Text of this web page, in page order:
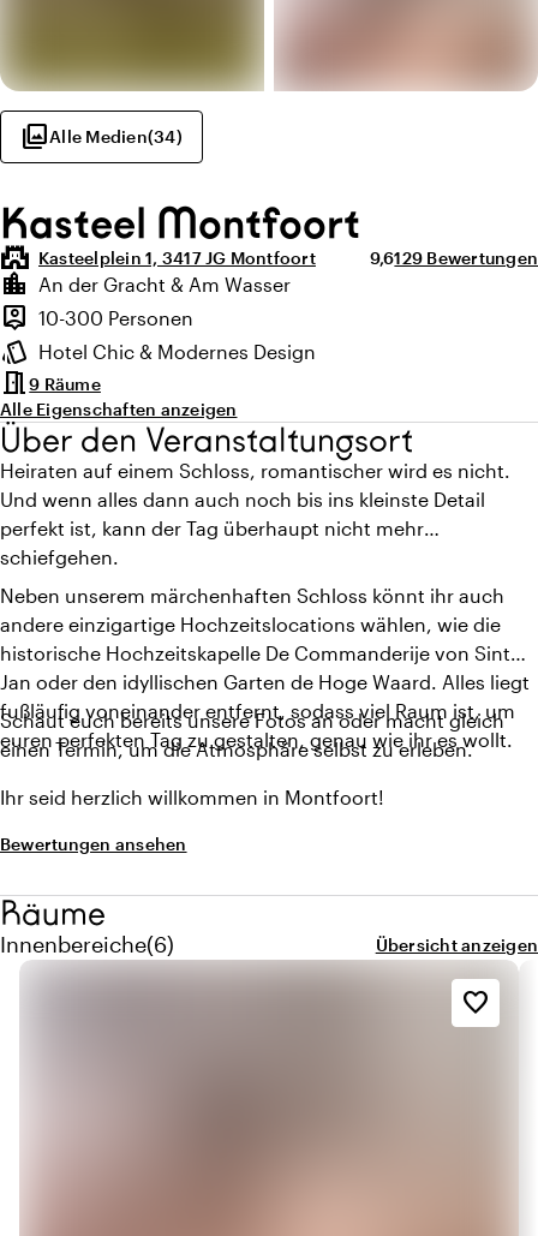
photo_libraryAlle Medien(34)
Kasteel Montfoort
castle Kasteelplein 1, 3417 JG Montfoort Durchschnittliche
9,6Anzahl der
129 Bewertungen
Highlights
location_city
Lage und Umgebung
An der Gracht & Am Wasser
person_pin
Kapazität
10-300 Personen
style
Ambiente
Hotel Chic & Modernes Design
meeting_room9 Räume
Alle Eigenschaften anzeigen
Über den Veranstaltungsort
Heiraten auf einem Schloss, romantischer wird es nicht.
Und wenn alles dann auch noch bis ins kleinste Detail
perfekt ist, kann der Tag überhaupt nicht mehr
schiefgehen.
Neben unserem märchenhaften Schloss könnt ihr auch
andere einzigartige Hochzeitslocations wählen, wie die
historische Hochzeitskapelle De Commanderije von Sint
Jan oder den idyllischen Garten de Hoge Waard. Alles liegt
fußläufig voneinander entfernt, sodass viel Raum ist, um
euren perfekten Tag zu gestalten, genau wie ihr es wollt.
Schaut euch bereits unsere Fotos an oder macht gleich
einen Termin, um die Atmosphäre selbst zu erleben.
Ihr seid herzlich willkommen in Montfoort!
Bewertungen ansehen
Räume
Innenbereiche
Menge innenbereiche: 6
(6) Übersicht anzeigen
favorite_border